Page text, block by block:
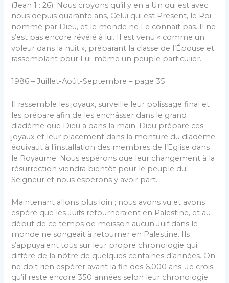
(Jean 1 : 26). Nous croyons qu’il y en a Un qui est avec
nous depuis quarante ans, Celui qui est Présent, le Roi
nommé par Dieu, et le monde ne Le connaît pas. Il ne
s’est pas encore révélé à lui. Il est venu « comme un
voleur dans la nuit », préparant la classe de l’Épouse et
rassemblant pour Lui-même un peuple particulier.
1986 – Juillet-Août-Septembre – page 35
Il rassemble les joyaux, surveille leur polissage final et
les prépare afin de les enchâsser dans le grand
diadème que Dieu a dans la main. Dieu prépare ces
joyaux et leur placement dans la monture du diadème
équivaut à l’installation des membres de l’Eglise dans
le Royaume. Nous espérons que leur changement à la
résurrection viendra bientôt pour le peuple du
Seigneur et nous espérons y avoir part.
Maintenant allons plus loin ; nous avons vu et avons
espéré que les Juifs retourneraient en Palestine, et au
début de ce temps de moisson aucun Juif dans le
monde ne songeait à retourner en Palestine. Ils
s’appuyaient tous sur leur propre chronologie qui
diffère de la nôtre de quelques centaines d’années. On
ne doit rien espérer avant la fin des 6.000 ans. Je crois
qu’il reste encore 350 années selon leur chronologie.